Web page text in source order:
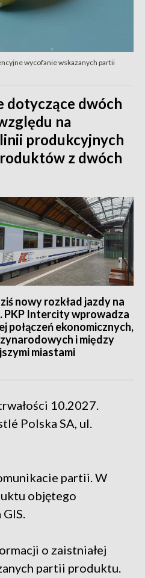
wycofanie wskazanych partii
dotyczące dwóch
na
produkcyjnych
z dwóch
nowy rozkład jazdy na
PKP Intercity wprowadza
połączeń ekonomicznych,
i między
miastami
10.2027.
Polska SA, ul.
partii. W
objętego
o zaistniałej
partii produktu.